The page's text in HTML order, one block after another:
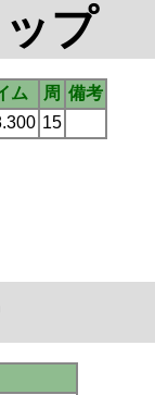
プ
ム 周 備考
15